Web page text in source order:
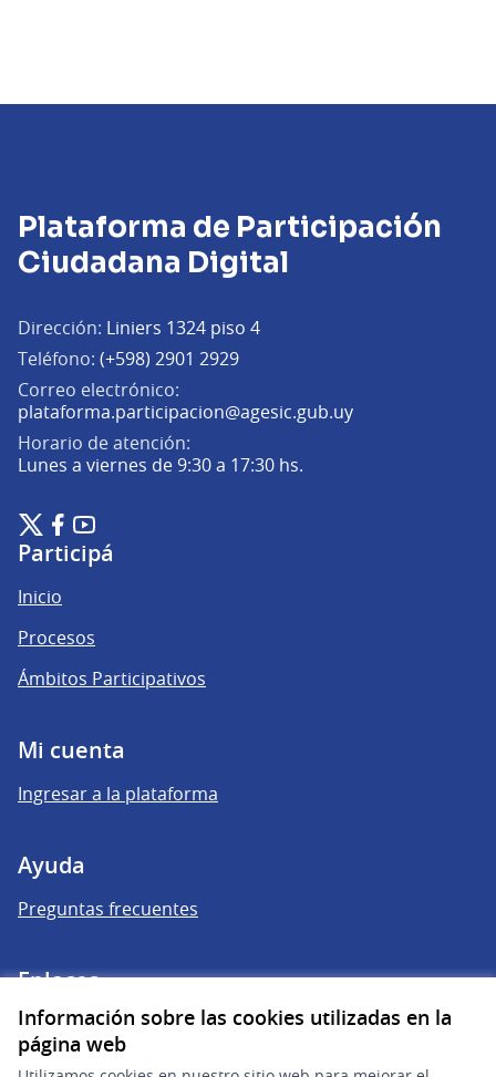
Información sobre las cookies utilizadas en la
página web
Plataforma de Participación
Ciudadana Digital
Dirección: Liniers 1324 piso 4
Teléfono: (+598) 2901 2929
Correo electrónico:
plataforma.participacion@agesic.gub.uy(Abrir en una
Horario de atención:
Lunes a viernes de 9:30 a 17:30 hs.
Plataforma de Participación Ciudadana Digital en X
(Enlace externo)
Plataforma de Participación Ciudadana Digital en Facebook
(Enlace externo)
Plataforma de Participación Ciudadana Digital en
(Enlace externo)
Participá
Inicio
Procesos
Ámbitos Participativos
Mi cuenta
Ingresar a la plataforma
Ayuda
Preguntas frecuentes
Enlaces
Actividad
Encuentros